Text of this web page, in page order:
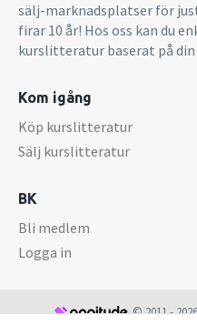
sälj-marknadsplatser för
firar 10 år! Hos oss kan du
kurslitteratur baserat på
Kom igång
Köp kurslitteratur
Sälj kurslitteratur
BK
Bli medlem
Logga in
© 2011 -